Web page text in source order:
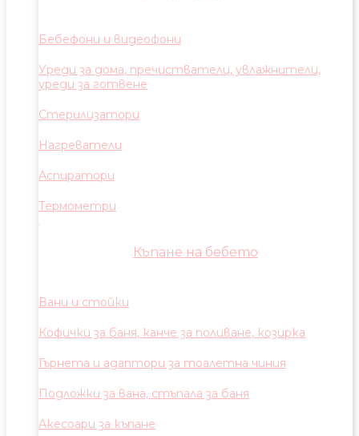
Бебефони и видеофони
Уреди за дома, пречистватели, увлажнители,
уреди за готвене
Стерилизатори
Нагреватели
Аспиратори
Термометри
Къпане на бебето
Вани и стойки
Кофички за баня, канче за поливане, козирка
Гърнета и адаптори за тоалетна чиния
Подложки за вана, стъпала за баня
Акесоари за къпане